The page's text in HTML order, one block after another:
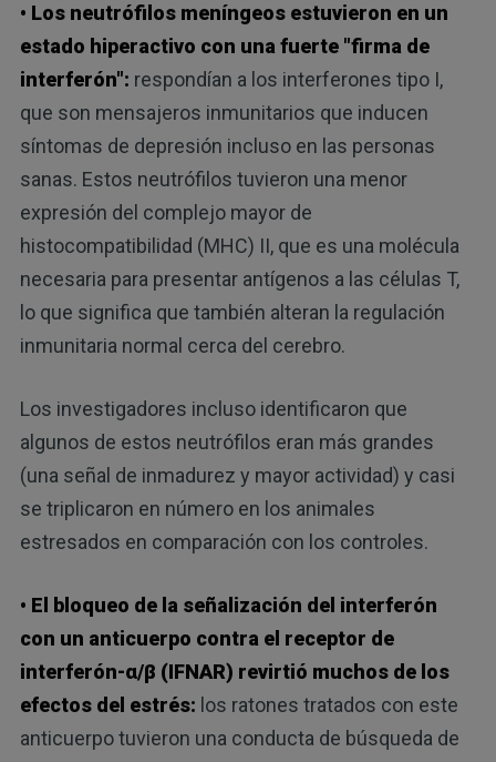
• Los neutrófilos meníngeos estuvieron en un
estado hiperactivo con una fuerte "firma de
interferón": respondían a los interferones tipo I,
que son mensajeros inmunitarios que inducen
síntomas de depresión incluso en las personas
sanas. Estos neutrófilos tuvieron una menor
expresión del complejo mayor de
histocompatibilidad (MHC) II, que es una molécula
necesaria para presentar antígenos a las células T,
lo que significa que también alteran la regulación
inmunitaria normal cerca del cerebro.
Los investigadores incluso identificaron que
algunos de estos neutrófilos eran más grandes
(una señal de inmadurez y mayor actividad) y casi
se triplicaron en número en los animales
estresados en comparación con los controles.
• El bloqueo de la señalización del interferón
con un anticuerpo contra el receptor de
interferón-α/β (IFNAR) revirtió muchos de los
efectos del estrés: los ratones tratados con este
anticuerpo tuvieron una conducta de búsqueda de